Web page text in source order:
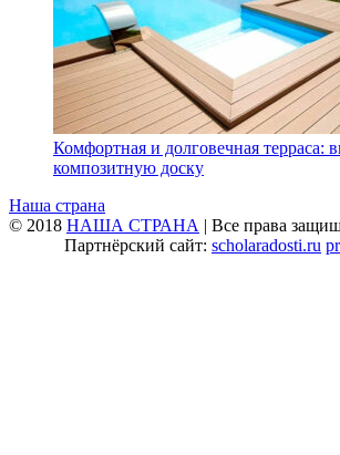
Комфортная и долговечная терраса:
композитную доску
Наша страна
© 2018 НАША СТРАНА | Все права
Партнёрский сайт: scholaradosti.ru